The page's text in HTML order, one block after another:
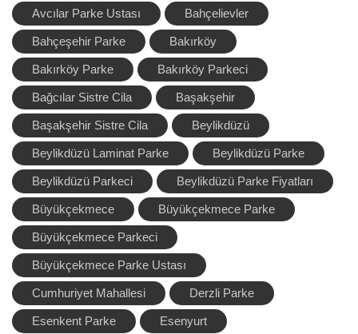
Avcılar Parke Ustası Bahçelievler
Bahçeşehir Parke Bakırköy
Bakırköy Parke Bakırköy Parkeci
Bağcılar Sistre Cila Başakşehir
Başakşehir Sistre Cila Beylikdüzü
Beylikdüzü Laminat Parke Beylikdüzü Parke
Beylikdüzü Parkeci Beylikdüzü Parke Fiyatları
Büyükçekmece Büyükçekmece Parke
Büyükçekmece Parkeci
Büyükçekmece Parke Ustası
Cumhuriyet Mahallesi Derzli Parke
Esenkent Parke Esenyurt